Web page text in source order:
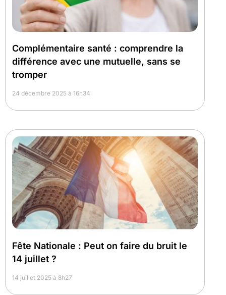
Complémentaire santé : comprendre la
différence avec une mutuelle, sans se
tromper
24 décembre 2025 à 16h34
Fête Nationale : Peut on faire du bruit le
14 juillet ?
14 juillet 2025 à 8h27